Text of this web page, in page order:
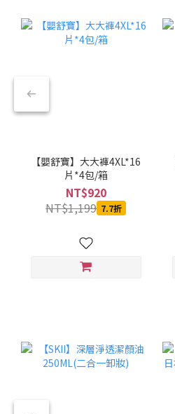
【嬰舒寶】大大褲4XL*16
片*4包/箱
NT$920
NT$1,199 7.7折